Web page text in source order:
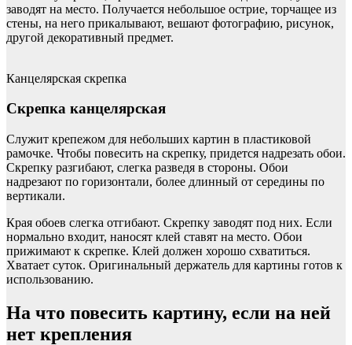
заводят на место. Получается небольшое острие, торчащее из
стены, на него прикалывают, вешают фотографию, рисунок,
другой декоративный предмет.
Канцелярская скрепка
Скрепка канцелярская
Служит крепежом для небольших картин в пластиковой
рамочке. Чтобы повесить на скрепку, придется надрезать обои.
Скрепку разгибают, слегка разведя в стороны. Обои
надрезают по горизонтали, более длинный от середины по
вертикали.
Края обоев слегка отгибают. Скрепку заводят под них. Если
нормально входит, наносят клей ставят на место. Обои
прижимают к скрепке. Клей должен хорошо схватиться.
Хватает суток. Оригинальный держатель для картины готов к
использованию.
На что повесить картину, если на ней
нет крепления